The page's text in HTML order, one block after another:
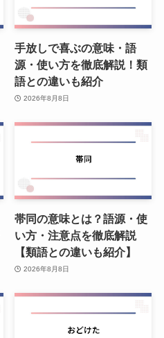
手放しで喜ぶの意味・語
源・使い方を徹底解説！類
語との違いも紹介
2026年8月8日
帯同の意味とは？語源・使
い方・注意点を徹底解説
【類語との違いも紹介】
2026年8月8日